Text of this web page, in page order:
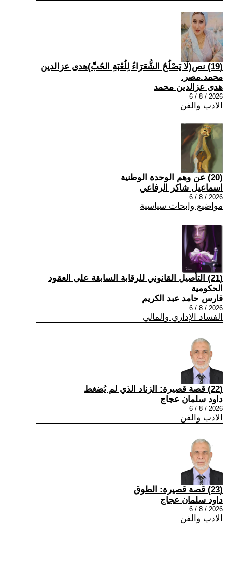
(19) نص(لَا يَصْلُحُ الشُّعَرَاءُ لِلُعْبَةِ الحُبِّ)هدى عزالدين
محمد.مصر.
هدى عزالدين محمد
2026 / 8 / 6
الادب والفن
(20) عن وهم الوحدة الوطنية
اسماعيل شاكر الرفاعي
2026 / 8 / 6
مواضيع وابحاث سياسية
(21) التأصيل القانوني للرقابة السابقة على العقود
الحكومية
فارس حامد عبد الكريم
2026 / 8 / 6
الفساد الإداري والمالي
(22) قصة قصيرة: الزناد الذي لم يُضغط
داود سلمان عجاج
2026 / 8 / 6
الادب والفن
(23) قصة قصيرة: الطوق
داود سلمان عجاج
2026 / 8 / 6
الادب والفن